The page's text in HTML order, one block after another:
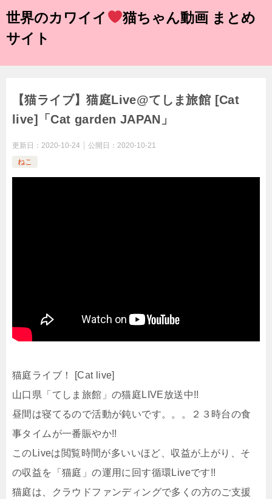
世界のカワイイ
猫ちゃん動画 まとめ
サイト
【猫ライブ】猫庭Live@てしま旅館 [Cat
live]「Cat garden JAPAN」
更新日： 2020-10-24 公開日： 2020-10-21
ねこ
猫庭ライブ！ [Cat live]
山口県「てしま旅館」の猫庭LIVE放送中!!
昼間は寝てるので活動が鈍いです。。。２３時台の食
事タイムが一番賑やか!!
このLiveは閲覧時間が多いいほど、収益が上がり、そ
の収益を「猫庭」の運用に回す循環Liveです!!
猫庭は、クラウドファンディングで多くの方のご支援